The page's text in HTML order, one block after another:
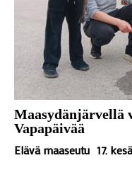
Maasydänjärvellä
Vapapäivää
Elävä maaseutu 17.